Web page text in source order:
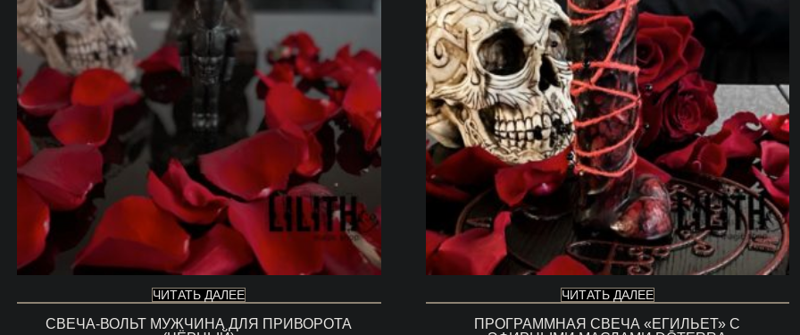
ЧИТАТЬ ДАЛЕЕ
СВЕЧА-ВОЛЬТ МУЖЧИНА ДЛЯ ПРИВОРОТА
ЧИТАТЬ ДАЛЕЕ
ПРОГРАММНАЯ СВЕЧА «ЕГИЛЬЕТ» С